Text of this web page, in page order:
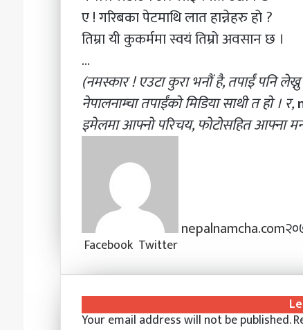
ए ! गरिबका पेटमाथि लात हान्नेहरु हो ?
तिम्रा यी कुकर्ममा स्वयं तिम्रो अवसान छ ।
…
(नमस्कार ! एउटा कुरा भनौं है, तपाईं पनि
नेपालनाम्चा तपाईंको मिडिया साथी त हो । र,
इमेलमा आफ्नो परिचय, फोटोसहित आफ्ना
nepalnamcha.com
Facebook Twitter
n
k
d
m
b
r
n
t
r
s
s
n
s
s
n
a
t
A
b
e
a
r
v
i
n
Your email address will not be published.